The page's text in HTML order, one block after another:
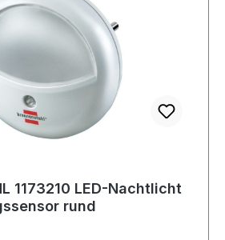
1173210 LED-Nachtlicht
rund